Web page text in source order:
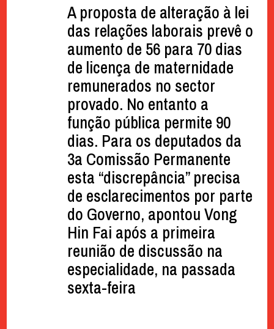
A proposta de alteração à lei
das relações laborais prevê o
aumento de 56 para 70 dias
de licença de maternidade
remunerados no sector
provado. No entanto a
função pública permite 90
dias. Para os deputados da
3a Comissão Permanente
esta “discrepância” precisa
de esclarecimentos por parte
do Governo, apontou Vong
Hin Fai após a primeira
reunião de discussão na
especialidade, na passada
sexta-feira